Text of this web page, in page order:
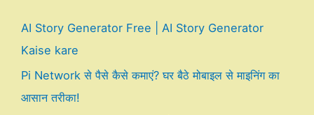
AI Story Generator Free | AI Story Generator
Kaise kare
Pi Network से पैसे कैसे कमाएं? घर बैठे मोबाइल से माइनिंग का
आसान तरीका!